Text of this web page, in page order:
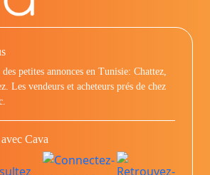
petites annonces en Tunisie: Chattez,
Les vendeurs et acheteurs prés de chez
Cava